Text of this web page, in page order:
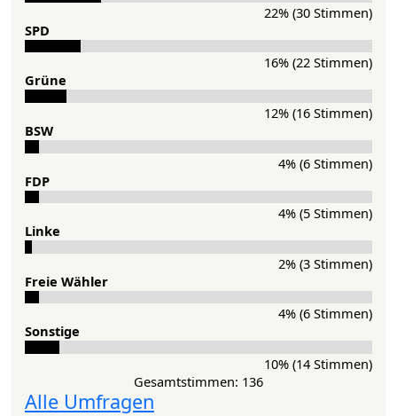
22% (30 Stimmen)
SPD
16% (22 Stimmen)
Grü­ne
12% (16 Stimmen)
BSW
4% (6 Stimmen)
FDP
4% (5 Stimmen)
Lin­ke
2% (3 Stimmen)
Freie Wähler
4% (6 Stimmen)
Sonstige
10% (14 Stimmen)
Gesamtstimmen: 136
Alle Umfragen